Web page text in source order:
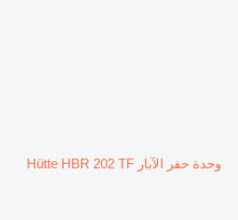
وحدة حفر الآبار Hütte HBR 202 TF